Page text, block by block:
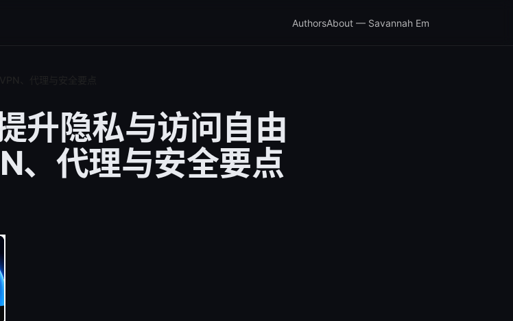
AuthorsAbout — Savannah Em
升隐私与访问自由
、代理与安全要点